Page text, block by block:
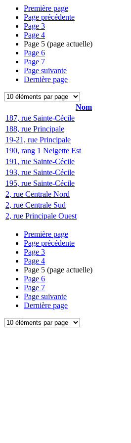
Première page
Page précédente
Page 3
Page 4
Page 5 (page actuelle)
Page 6
Page 7
Page suivante
Dernière page
Nom
187, rue Sainte-Cécile
188, rue Principale
19-21, rue Principale
190, rang 1 Neigette Est
191, rue Sainte-Cécile
193, rue Sainte-Cécile
195, rue Sainte-Cécile
2, rue Centrale Nord
2, rue Centrale Sud
2, rue Principale Ouest
Première page
Page précédente
Page 3
Page 4
Page 5 (page actuelle)
Page 6
Page 7
Page suivante
Dernière page